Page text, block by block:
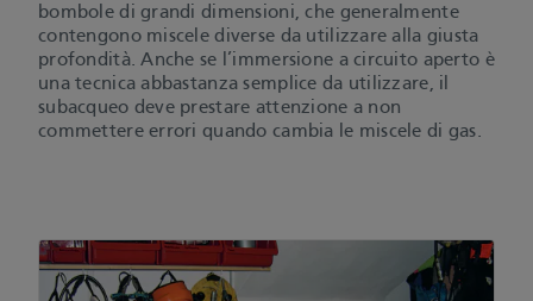
bombole di grandi dimensioni, che generalmente
contengono miscele diverse da utilizzare alla giusta
profondità. Anche se l’immersione a circuito aperto è
una tecnica abbastanza semplice da utilizzare, il
subacqueo deve prestare attenzione a non
commettere errori quando cambia le miscele di gas.